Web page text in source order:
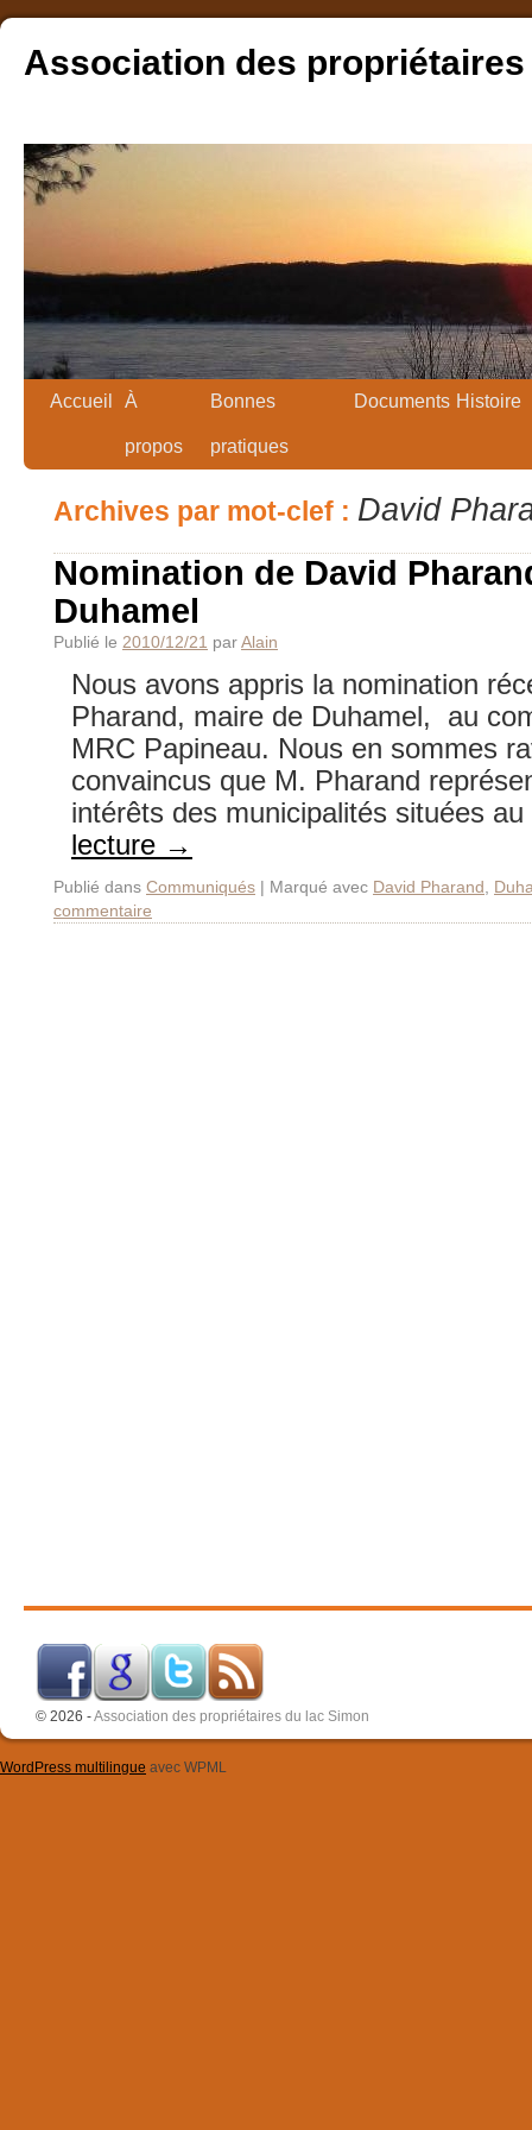
Association des
Accueil À
propos
Bonnes
pratiques
Documents Histoire
Archives par mot-clef : David
Nomination de David
Duhamel
Publié le 2010/12/21 parAlain
Nous avons appris la nomination
Pharand, maire de Duhamel, au
MRC Papineau. Nous en sommes
convaincus que M. Pharand
intérêts des municipalités situées
lecture →
Publié dans Communiqués | Marqué avec David Pharand
commentaire
© 2026 -Association des propriétaires du lac Simon
WordPress multilingue avec WPML